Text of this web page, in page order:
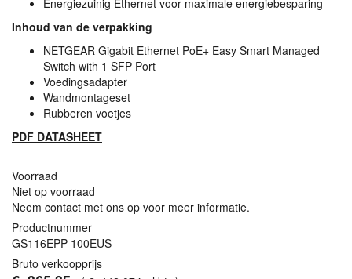
Energiezuinig Ethernet voor maximale energiebesparing
Inhoud van de verpakking
NETGEAR Gigabit Ethernet PoE+ Easy Smart Managed
Switch with 1 SFP Port
Voedingsadapter
Wandmontageset
Rubberen voetjes
PDF DATASHEET
Voorraad
Niet op voorraad
Neem contact met ons op voor meer informatie.
Productnummer
GS116EPP-100EUS
Bruto verkoopprijs